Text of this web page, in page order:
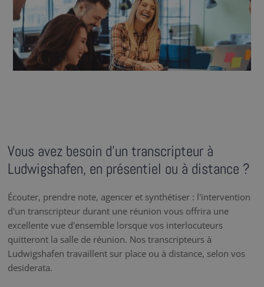
Vous avez besoin d’un transcripteur à
Ludwigshafen, en présentiel ou à distance ?
Écouter, prendre note, agencer et synthétiser : l'intervention
d'un transcripteur durant une réunion vous offrira une
excellente vue d'ensemble lorsque vos interlocuteurs
quitteront la salle de réunion. Nos transcripteurs à
Ludwigshafen travaillent sur place ou à distance, selon vos
desiderata.